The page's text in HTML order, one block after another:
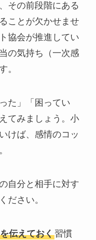
その前段階にある
ことが欠かせませ
協会が推進してい
の気持ち（一次感
。
た」「困ってい
てみましょう。小
けば、感情のコッ
自分と相手に対す
ださい。
伝えておく習慣